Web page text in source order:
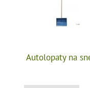
Autolopaty na